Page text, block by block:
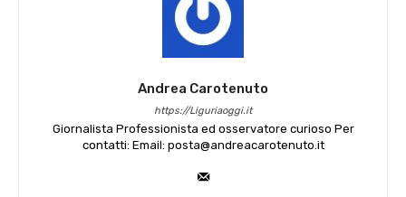
Andrea Carotenuto
https://Liguriaoggi.it
Giornalista Professionista ed osservatore curioso Per
contatti: Email: posta@andreacarotenuto.it